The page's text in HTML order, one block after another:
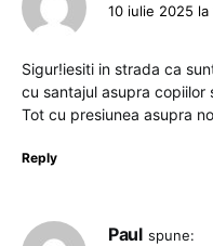
10 iulie 2025 la
Sigur!iesiti in strada ca
cu santajul asupra copiilor
Tot cu presiunea asupra
Reply
Paul spune: